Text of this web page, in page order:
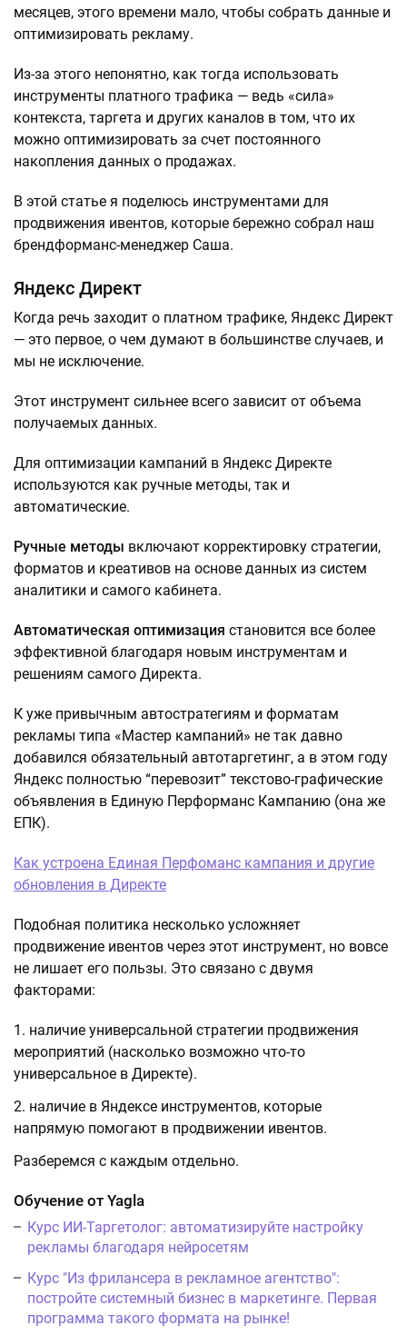
месяцев, этого времени мало, чтобы собрать данные и
оптимизировать рекламу.
Из-за этого непонятно, как тогда использовать
инструменты платного трафика — ведь «сила»
контекста, таргета и других каналов в том, что их
можно оптимизировать за счет постоянного
накопления данных о продажах.
В этой статье я поделюсь инструментами для
продвижения ивентов, которые бережно собрал наш
брендформанс-менеджер Саша.
Яндекс Директ
Когда речь заходит о платном трафике, Яндекс Директ
— это первое, о чем думают в большинстве случаев, и
мы не исключение.
Этот инструмент сильнее всего зависит от объема
получаемых данных.
Для оптимизации кампаний в Яндекс Директе
используются как ручные методы, так и
автоматические.
Ручные методы включают корректировку стратегии,
форматов и креативов на основе данных из систем
аналитики и самого кабинета.
Автоматическая оптимизация становится все более
эффективной благодаря новым инструментам и
решениям самого Директа.
К уже привычным автостратегиям и форматам
рекламы типа «Мастер кампаний» не так давно
добавился обязательный автотаргетинг, а в этом году
Яндекс полностью “перевозит” текстово-графические
объявления в Единую Перформанс Кампанию (она же
ЕПК).
Как устроена Единая Перфоманс кампания и другие
обновления в Директе
Подобная политика несколько усложняет
продвижение ивентов через этот инструмент, но вовсе
не лишает его пользы. Это связано с двумя
факторами:
наличие универсальной стратегии продвижения
мероприятий (насколько возможно что-то
универсальное в Директе).
наличие в Яндексе инструментов, которые
напрямую помогают в продвижении ивентов.
Разберемся с каждым отдельно.
Обучение от Yagla
Курс ИИ-Таргетолог: автоматизируйте настройку
рекламы благодаря нейросетям
Курс "Из фрилансера в рекламное агентство":
постройте системный бизнес в маркетинге. Первая
программа такого формата на рынке!